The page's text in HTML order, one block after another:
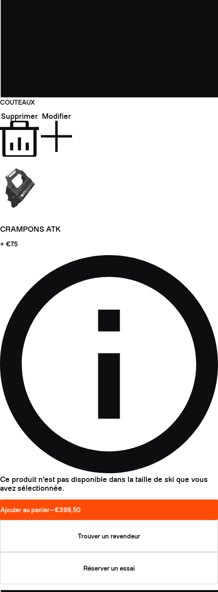
COUTEAUX
Supprimer Modifier
CRAMPONS ATK
+ €75
Ce produit n'est pas disponible dans la taille de ski que vous
avez sélectionnée.
Ajouter au panier—€399,50
Trouver un revendeur
Réserver un essai